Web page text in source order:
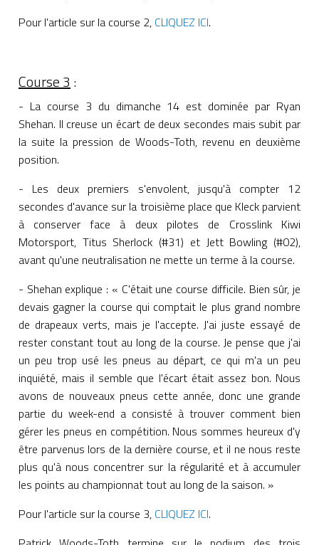
Pour l'article sur la course 2, CLIQUEZ ICI.
Course 3:
- La course 3 du dimanche 14 est dominée par Ryan
Shehan. Il creuse un écart de deux secondes mais subit par
la suite la pression de Woods-Toth, revenu en deuxième
position.
- Les deux premiers s'envolent, jusqu'à compter 12
secondes d'avance sur la troisième place que Kleck parvient
à conserver face à deux pilotes de Crosslink Kiwi
Motorsport, Titus Sherlock (#31) et Jett Bowling (#02),
avant qu'une neutralisation ne mette un terme à la course.
- Shehan explique : « C'était une course difficile. Bien sûr, je
devais gagner la course qui comptait le plus grand nombre
de drapeaux verts, mais je l'accepte. J'ai juste essayé de
rester constant tout au long de la course. Je pense que j'ai
un peu trop usé les pneus au départ, ce qui m'a un peu
inquiété, mais il semble que l'écart était assez bon. Nous
avons de nouveaux pneus cette année, donc une grande
partie du week-end a consisté à trouver comment bien
gérer les pneus en compétition. Nous sommes heureux d'y
être parvenus lors de la dernière course, et il ne nous reste
plus qu'à nous concentrer sur la régularité et à accumuler
les points au championnat tout au long de la saison. »
Pour l'article sur la course 3, CLIQUEZ ICI.